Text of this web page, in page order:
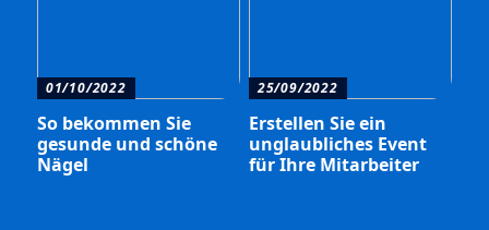
01/10/2022
So bekommen Sie
gesunde und schöne
Nägel
25/09/2022
Erstellen Sie ein
unglaubliches Event
für Ihre Mitarbeiter